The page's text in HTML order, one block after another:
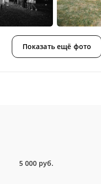
Показать ещё фото
5 000 руб.